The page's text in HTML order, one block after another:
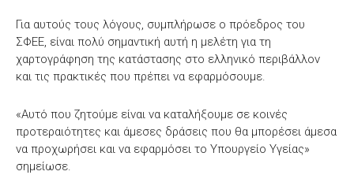
Για αυτούς τους λόγους, συμπλήρωσε ο πρόεδρος του
ΣΦΕΕ, είναι πολύ σημαντική αυτή η μελέτη για τη
χαρτογράφηση της κατάστασης στο ελληνικό περιβάλλον
και τις πρακτικές που πρέπει να εφαρμόσουμε.
«Αυτό που ζητούμε είναι να καταλήξουμε σε κοινές
προτεραιότητες και άμεσες δράσεις που θα μπορέσει άμεσα
να προχωρήσει και να εφαρμόσει το Υπουργείο Υγείας»
σημείωσε.